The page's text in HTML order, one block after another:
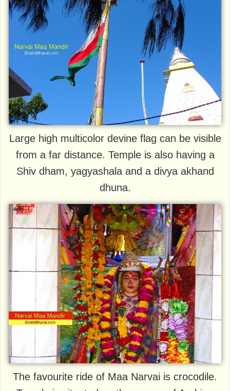
Large high multicolor devine flag can be visible
from a far distance. Temple is also having a
Shiv dham, yagyashala and a divya akhand
dhuna.
The favourite ride of Maa Narvai is crocodile.